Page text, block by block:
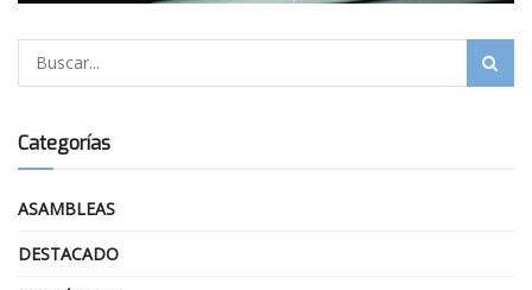
Categorías
ASAMBLEAS
DESTACADO